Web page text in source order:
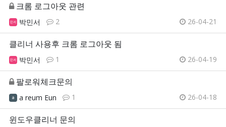
크롬 로그아웃 관련
박민서 2 26-04-21
클리너 사용후 크롬 로그아웃 됨
박민서 1 26-04-19
팔로워체크문의
a reum Eun 1 26-04-18
윈도우클리너 문의